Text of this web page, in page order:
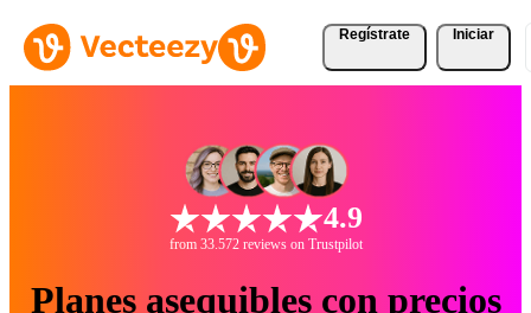
Regístrate Iniciar
4.9
from 33.572 reviews on Trustpilot
Planes asequibles con precios